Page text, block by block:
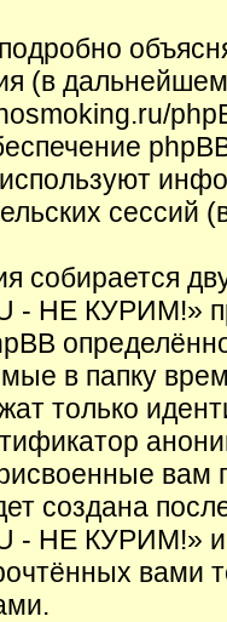
(в
собирается
- НЕ КУРИМ!»
в папку
только
создана
- НЕ КУРИМ!» и
вами